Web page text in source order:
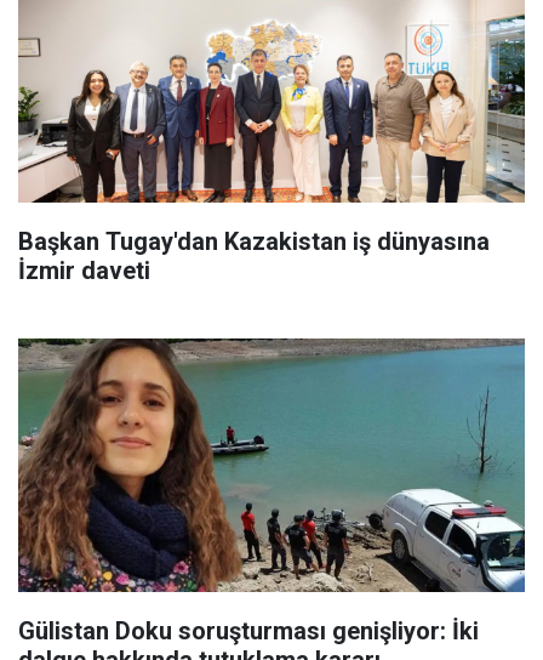
Başkan Tugay'dan Kazakistan iş dünyasına
İzmir daveti
Gülistan Doku soruşturması genişliyor: İki